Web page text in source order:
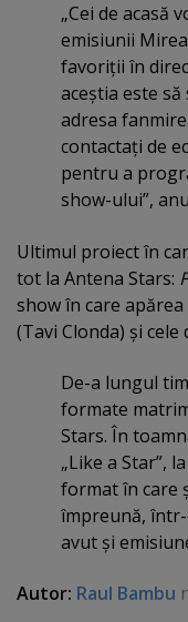
„Cei de acasă
emisiunii
favoriţii în
aceştia este
adresa
contactaţi de
pentru a
show-ului”,
Ultimul proiect în
tot la Antena Stars:
show în care
(Tavi Clonda) şi
De-a lungul
formate
Stars. În
„Like a Star”,
format în care
împreună, într-
avut şi
Autor: Raul Bambu